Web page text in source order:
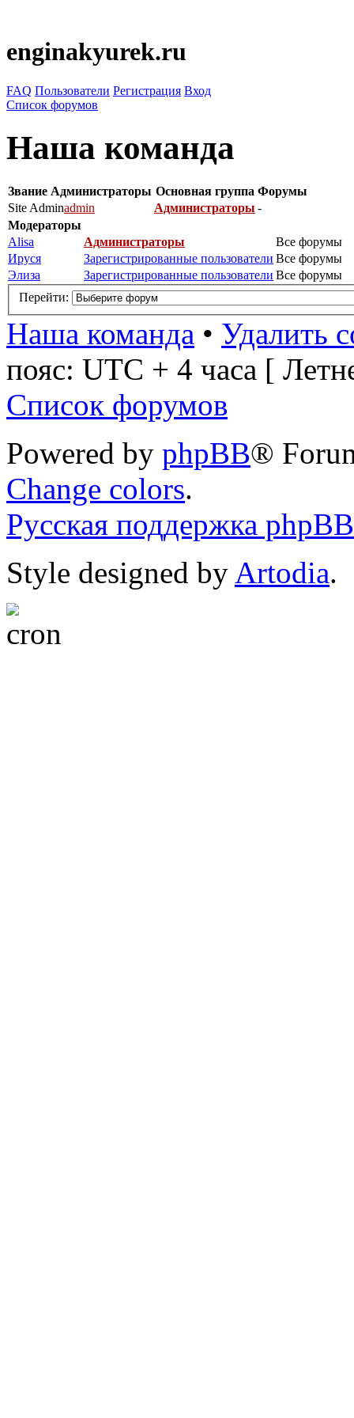
enginakyurek.ru
FAQ Пользователи Регистрация Вход
Список форумов
Наша команда
Звание Администраторы Основная группа Форумы
Site Adminadmin Администраторы -
Модераторы
Alisa
Администраторы
Все форумы
Ируся
Зарегистрированные пользователи Все форумы
Элиза
Зарегистрированные пользователи Все форумы
Перейти:
Наша команда • Удалить
пояс: UTC + 4 часа [
Список форумов
Powered by phpBB®
Change colors.
Русская поддержка phpBB
Style designed by Artodia.